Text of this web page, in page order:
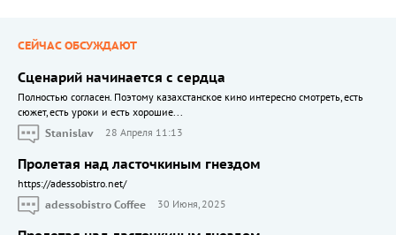
СЕЙЧАС ОБСУЖДАЮТ
Сценарий начинается с сердца
Полностью согласен. Поэтому казахстанское кино интересно смотреть, есть
сюжет, есть уроки и есть хорошие...
Stanislav
28 Апреля 11:13
Пролетая над ласточкиным гнездом
https://adessobistro.net/
adessobistro Coffee
30 Июня, 2025